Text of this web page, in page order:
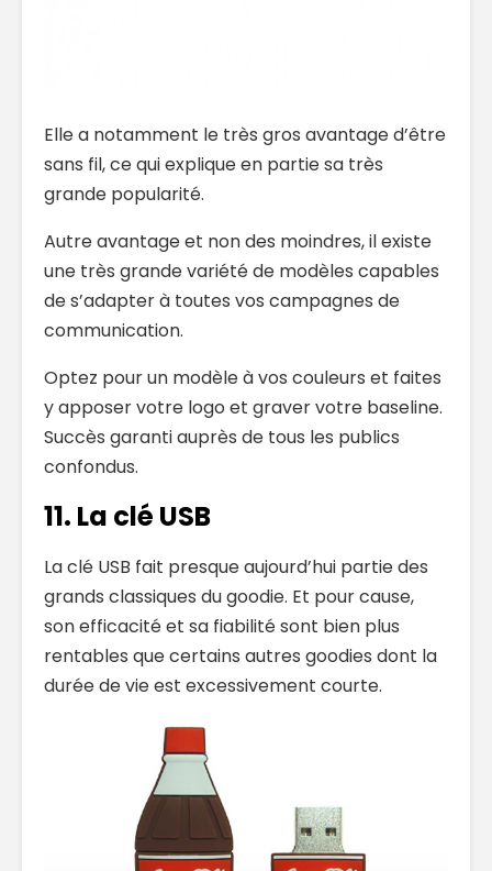
Elle a notamment le très gros avantage d’être
sans fil, ce qui explique en partie sa très
grande popularité.
Autre avantage et non des moindres, il existe
une très grande variété de modèles capables
de s’adapter à toutes vos campagnes de
communication.
Optez pour un modèle à vos couleurs et faites
y apposer votre logo et graver votre baseline.
Succès garanti auprès de tous les publics
confondus.
11. La clé USB
La clé USB fait presque aujourd’hui partie des
grands classiques du goodie. Et pour cause,
son efficacité et sa fiabilité sont bien plus
rentables que certains autres goodies dont la
durée de vie est excessivement courte.